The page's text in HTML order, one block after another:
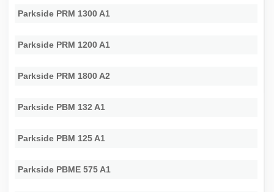
Parkside PRM 1300 A1
Parkside PRM 1200 A1
Parkside PRM 1800 A2
Parkside PBM 132 A1
Parkside PBM 125 A1
Parkside PBME 575 A1